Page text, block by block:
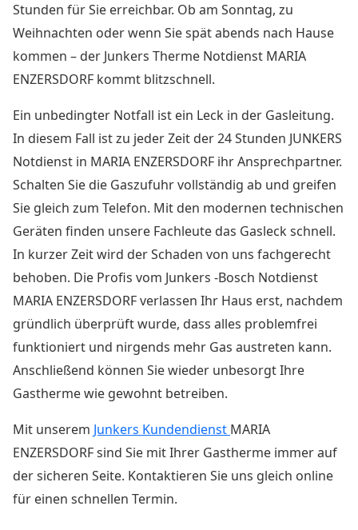
Stunden für Sie erreichbar. Ob am Sonntag, zu
Weihnachten oder wenn Sie spät abends nach Hause
kommen – der Junkers Therme Notdienst MARIA
ENZERSDORF kommt blitzschnell.
Ein unbedingter Notfall ist ein Leck in der Gasleitung.
In diesem Fall ist zu jeder Zeit der24 Stunden JUNKERS
Notdienst in MARIA ENZERSDORF ihr Ansprechpartner.
Schalten Sie die Gaszufuhr vollständig ab und greifen
Sie gleich zum Telefon. Mit den modernen technischen
Geräten finden unsere Fachleute das Gasleck schnell.
In kurzer Zeit wird der Schaden von uns fachgerecht
behoben. Die Profis vom Junkers -Bosch Notdienst
MARIA ENZERSDORF verlassen Ihr Haus erst, nachdem
gründlich überprüft wurde, dass alles problemfrei
funktioniert und nirgends mehr Gas austreten kann.
Anschließend können Sie wieder unbesorgt Ihre
Gastherme wie gewohnt betreiben.
Mit unserem Junkers Kundendienst MARIA
ENZERSDORF sind Sie mit Ihrer Gastherme immer auf
der sicheren Seite. Kontaktieren Sie uns gleich online
für einen schnellen Termin.